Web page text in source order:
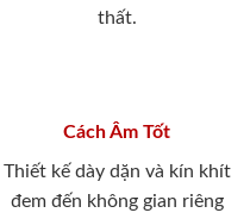
thất.
Cách Âm Tốt
Thiết kế dày dặn và kín khít
đem đến không gian riêng